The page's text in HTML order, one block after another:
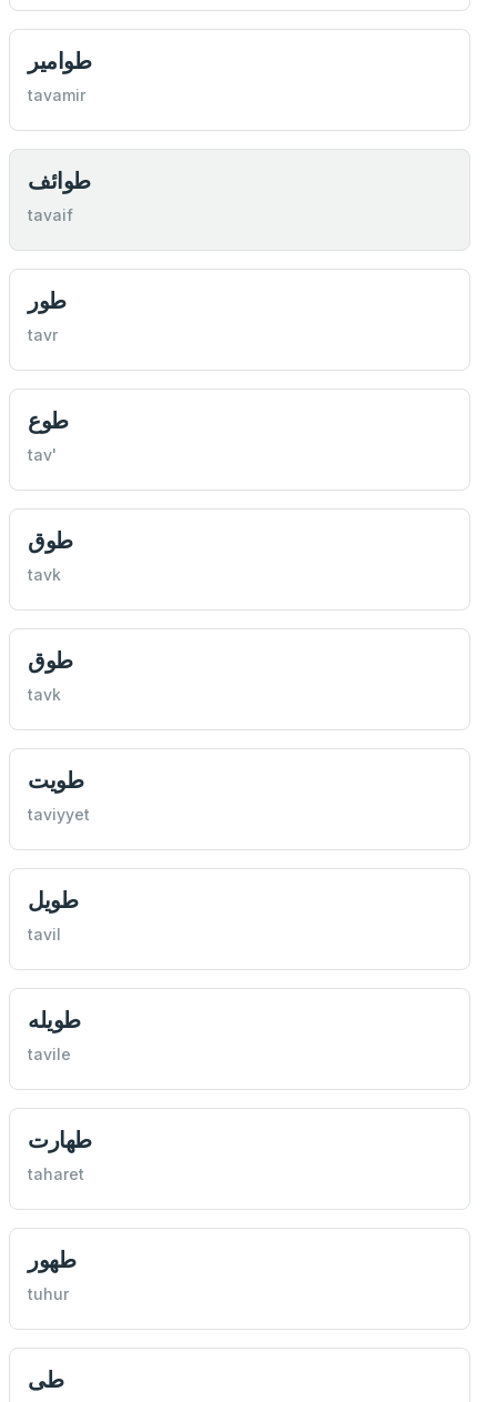
طوامير
tavamir
طوائف
tavaif
طور
tavr
طوع
tav'
طوق
tavk
طوق
tavk
طويت
taviyyet
طويل
tavil
طويله
tavile
طهارت
taharet
طهور
tuhur
طی